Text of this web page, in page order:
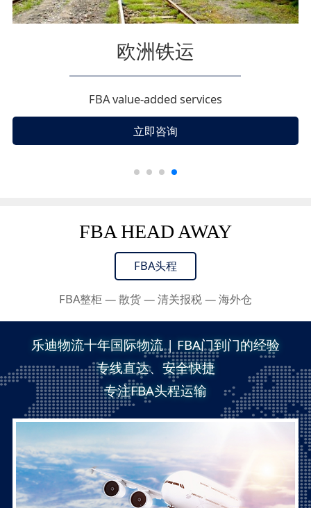
国际快递
FBA value-added services
立即咨询
FBA HEAD AWAY
FBA头程
FBA整柜 — 散货 — 清关报税 — 海外仓
乐迪物流十年国际物流 | FBA门到门的经验
专线直达、安全快捷
专注FBA头程运输